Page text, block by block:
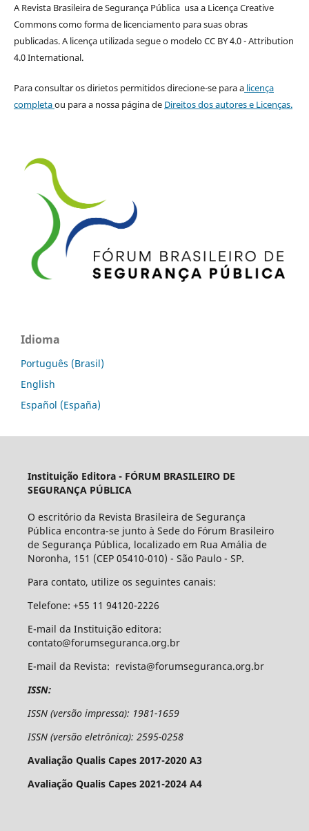
A Revista Brasileira de Segurança Pública usa a Licença Creative
Commons como forma de licenciamento para suas obras
publicadas. A licença utilizada segue o modelo CC BY 4.0 - Attribution
4.0 International.
Para consultar os dirietos permitidos direcione-se para alicença
completaou para a nossa página de Direitos dos autores e Licenças.
Idioma
Português (Brasil)
English
Español (España)
Instituição Editora - FÓRUM BRASILEIRO DE
SEGURANÇA PÚBLICA
O escritório da Revista Brasileira de Segurança
Pública encontra-se junto à Sede do Fórum Brasileiro
de Segurança Pública, localizado em Rua Amália de
Noronha, 151 (CEP 05410-010) - São Paulo - SP.
Para contato, utilize os seguintes canais:
Telefone: +55 11 94120-2226
E-mail da Instituição editora:
contato@forumseguranca.org.br
E-mail da Revista: revista@forumseguranca.org.br
ISSN:
ISSN (versão impressa): 1981-1659
ISSN (versão eletrônica): 2595-0258
Avaliação Qualis Capes 2017-2020 A3
Avaliação Qualis Capes 2021-2024 A4